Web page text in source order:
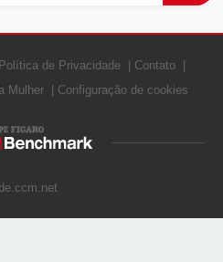
Política de Privacidade
Contato
Mulher Configuração de cookies